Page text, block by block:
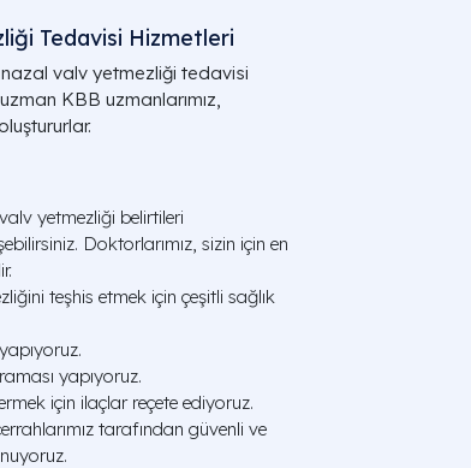
Tedavisi Hizmetleri
nazal valv yetmezliği tedavisi
KBB uzmanlarımız,
yetmezliği belirtileri
Doktorlarımız, sizin için en
teşhis etmek için çeşitli sağlık
yapıyoruz.
için ilaçlar reçete ediyoruz.
tarafından güvenli ve